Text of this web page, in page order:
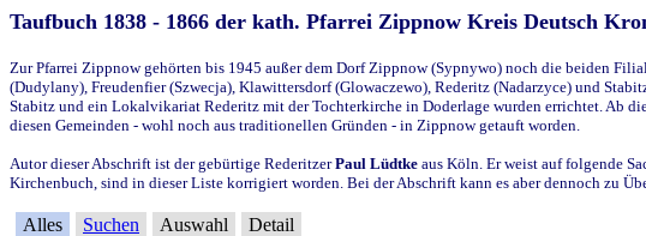
Taufbuch 1838 - 1866 der kath. Pfarrei Zippnow Kreis Deutsch
Zur Pfarrei Zippnow gehörten bis 1945 außer dem Dorf Zippnow (Sypnywo) noch die beiden
(Dudylany), Freudenfier (Szwecja), Klawittersdorf (Glowaczewo), Rederitz (Nadarzyce) und
Stabitz und ein Lokalvikariat Rederitz mit der Tochterkirche in Doderlage wurden errichtet. Ab
diesen Gemeinden - wohl noch aus traditionellen Gründen - in Zippnow getauft worden.
Autor dieser Abschrift ist der gebürtige RederitzerPaul Lüdtke aus Köln. Er weist auf folgende
Kirchenbuch, sind in dieser Liste korrigiert worden. Bei der Abschrift kann es aber dennoch zu
Alles Suchen Auswahl Detail